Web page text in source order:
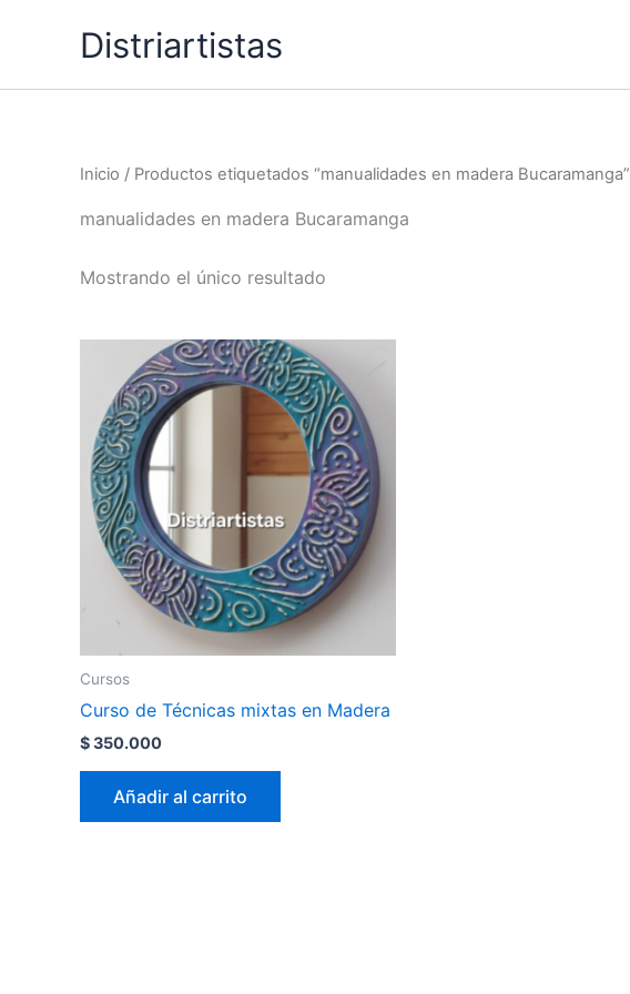
Distriartistas
Inicio / Productos etiquetados “manualidades en madera Bucaramanga”
manualidades en madera Bucaramanga
Mostrando el único resultado
Cursos
Curso de Técnicas mixtas en Madera
$350.000
Añadir al carrito